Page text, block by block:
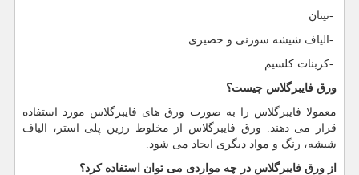
-تیتان
- الیاف شیشه سوزنی و حصیری
-کربنات کلسیم
ورق فایبرگلاس چیست؟
معمولا فایبرگلاس را به صورت ورق های فایبرگلاس مورد استفاده
قرار می دهند. ورق فایبرگلاس از مخلوط رزین پلی استر، الیاف
شیشه، رنگ و مواد دیگری ایجاد می شود.
از ورق فایبرگلاس در چه مواردی می توان استفاده کرد؟